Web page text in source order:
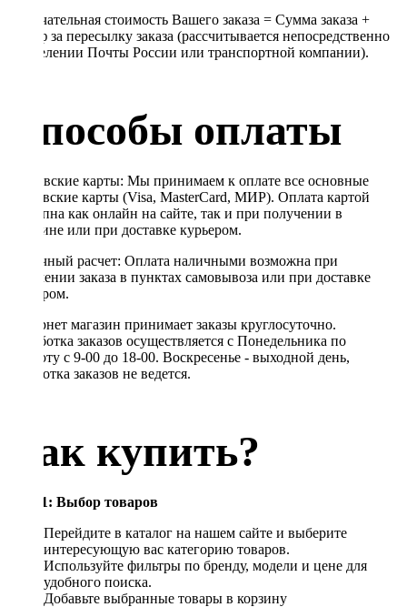
Окончательная стоимость Вашего заказа = Сумма заказа +
Тариф за пересылку заказа (рассчитывается непосредственно
в отделении Почты России или транспортной компании).
Способы оплаты
Банковские карты: Мы принимаем к оплате все основные
банковские карты (Visa, MasterCard, МИР). Оплата картой
доступна как онлайн на сайте, так и при получении в
магазине или при доставке курьером.
Наличный расчет: Оплата наличными возможна при
получении заказа в пунктах самовывоза или при доставке
курьером.
Интернет магазин принимает заказы круглосуточно.
Обработка заказов осуществляется с Понедельника по
Субботу с 9-00 до 18-00. Воскресенье - выходной день,
обработка заказов не ведется.
Как купить?
Шаг 1: Выбор товаров
Перейдите в каталог на нашем сайте и выберите
интересующую вас категорию товаров.
Используйте фильтры по бренду, модели и цене для
удобного поиска.
Добавьте выбранные товары в корзину